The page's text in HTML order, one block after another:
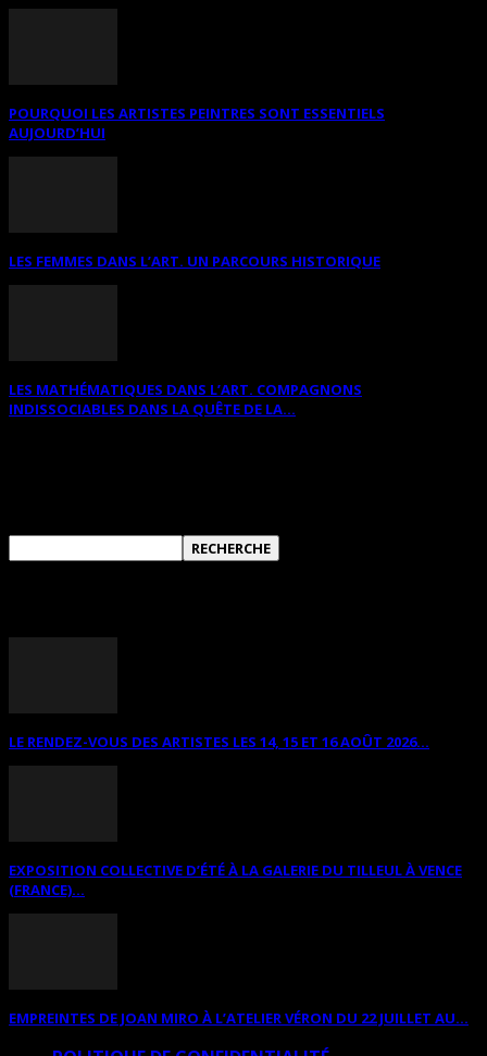
POURQUOI LES ARTISTES PEINTRES SONT ESSENTIELS
AUJOURD’HUI
LES FEMMES DANS L’ART. UN PARCOURS HISTORIQUE
LES MATHÉMATIQUES DANS L’ART. COMPAGNONS
INDISSOCIABLES DANS LA QUÊTE DE LA...
LE RENDEZ-VOUS DES ARTISTES LES 14, 15 ET 16 AOÛT 2026...
EXPOSITION COLLECTIVE D’ÉTÉ À LA GALERIE DU TILLEUL À VENCE
(FRANCE)...
EMPREINTES DE JOAN MIRO À L’ATELIER VÉRON DU 22 JUILLET AU...